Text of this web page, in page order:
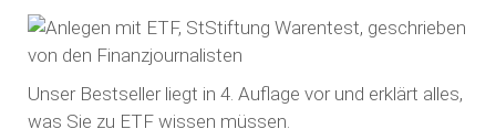
Unser Bestseller liegt in 4. Auflage vor und erklärt alles,
was Sie zu ETF wissen müssen.